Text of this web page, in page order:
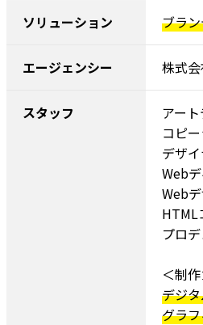
ソリューション ブラ
エージェンシー 株式
スタッフ
アー
コピ
デザ
Web
Web
HTML
プロ
＜制
デジ
グラ